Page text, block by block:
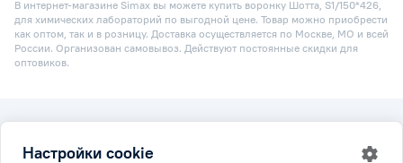
В интернет-магазине Simax вы можете купить воронку Шотта, S1/150*426,
для химических лабораторий по выгодной цене. Товар можно приобрести
как оптом, так и в розницу. Доставка осуществляется по Москве, МО и всей
России. Организован самовывоз. Действуют постоянные скидки для
оптовиков.
Все права защищены.
Настройки cookie